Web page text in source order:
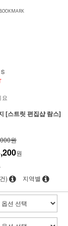
[스트릿 편집샵 람스]
원
원
) 지역별